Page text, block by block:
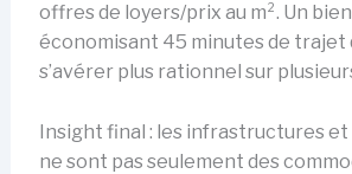
offres de loyers/prix au m². Un
économisant 45 minutes de trajet
s’avérer plus rationnel sur
Insight final : les infrastructures
ne sont pas seulement des